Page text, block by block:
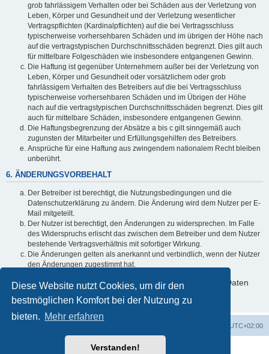
Diese Website nutzt Cookies, um dir den
bestmöglichen Komfort bei der Nutzung zu
bieten. Mehr erfahren
Verstanden!
grob fahrlässigem Verhalten oder bei Schäden aus der Verletzung von
Leben, Körper und Gesundheit und der Verletzung wesentlicher
Vertragspflichten (Kardinalpflichten) auf die bei Vertragsschluss
typischerweise vorhersehbaren Schäden und im übrigen der Höhe nach
auf die vertragstypischen Durchschnittsschäden begrenzt. Dies gilt auch
für mittelbare Folgeschäden wie insbesondere entgangenen Gewinn.
Die Haftung ist gegenüber Unternehmern außer bei der Verletzung von
Leben, Körper und Gesundheit oder vorsätzlichem oder grob
fahrlässigem Verhalten des Betreibers auf die bei Vertragsschluss
typischerweise vorhersehbaren Schäden und im Übrigen der Höhe
nach auf die vertragstypischen Durchschnittsschäden begrenzt. Dies gilt
auch für mittelbare Schäden, insbesondere entgangenen Gewinn.
Die Haftungsbegrenzung der Absätze a bis c gilt sinngemäß auch
zugunsten der Mitarbeiter und Erfüllungsgehilfen des Betreibers.
Ansprüche für eine Haftung aus zwingendem nationalem Recht bleiben
unberührt.
6. ÄNDERUNGSVORBEHALT
Der Betreiber ist berechtigt, die Nutzungsbedingungen und die
Datenschutzerklärung zu ändern. Die Änderung wird dem Nutzer per E-
Mail mitgeteilt.
Der Nutzer ist berechtigt, den Änderungen zu widersprechen. Im Falle
des Widerspruchs erlischt das zwischen dem Betreiber und dem Nutzer
bestehende Vertragsverhältnis mit sofortiger Wirkung.
Die Änderungen gelten als anerkannt und verbindlich, wenn der Nutzer
den Änderungen zugestimmt hat.
Informationen über den Umgang mit deinen persönlichen Daten
sind in der Datenschutzerklärung enthalten.
UTC+02:00
Powered byphpBB® Forum Software © phpBB Limited